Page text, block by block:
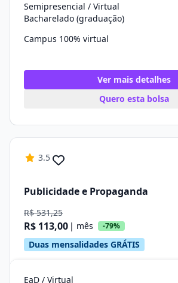
Semipresencial / Virtual
Bacharelado (graduação)
Campus 100% virtual
Ver mais detalhes
Quero esta bolsa
3.5
Publicidade e Propaganda
R$ 531,25
R$ 113,00 | mês -79%
Duas mensalidades GRÁTIS
EaD / Virtual